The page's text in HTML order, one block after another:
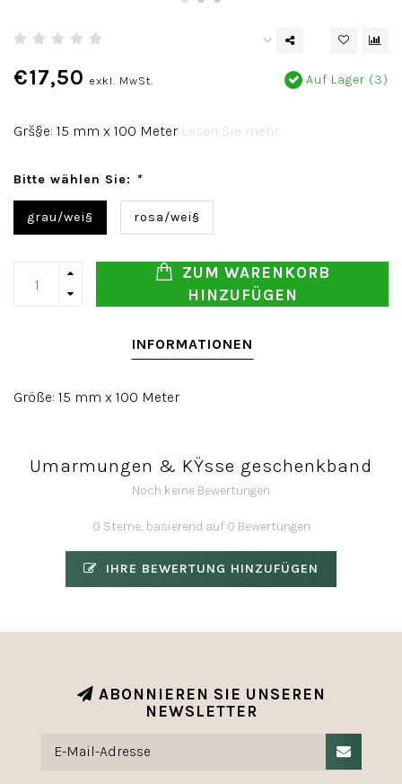
€17,50 exkl. MwSt. Auf Lager (3)
Grš§e: 15 mm x 100 Meter Lesen Sie mehr..
Bitte wählen Sie: *
grau/wei§ rosa/wei§
ZUM WARENKORB
HINZUFÜGEN
INFORMATIONEN
Größe: 15 mm x 100 Meter
Umarmungen & KŸsse geschenkband
Noch keine Bewertungen
0 Sterne, basierend auf 0 Bewertungen
IHRE BEWERTUNG HINZUFÜGEN
ABONNIEREN SIE UNSEREN
NEWSLETTER